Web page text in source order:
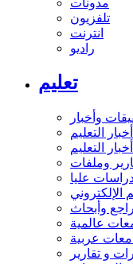
تلفزيون
انترنت
راديو
تعليم
وأخبار
أخبار التعليم
التعليم
وملفات
عليا
الإلكتروني
وأبحاث
عالمية
عربية
و تقارير